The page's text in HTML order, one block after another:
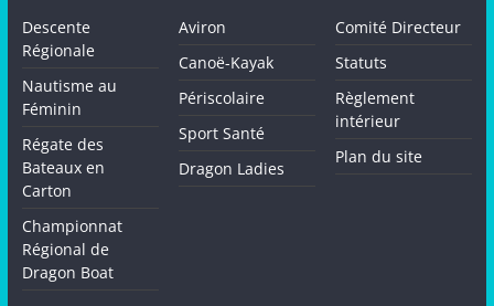
Descente
Régionale
Nautisme au
Féminin
Régate des
Bateaux en
Carton
Championnat
Régional de
Dragon Boat
Aviron
Canoë-Kayak
Périscolaire
Sport Santé
Dragon Ladies
Comité Directeur
Statuts
Règlement
intérieur
Plan du site